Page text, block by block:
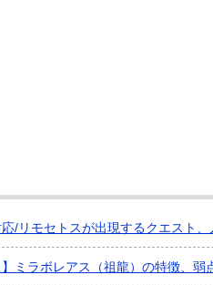
/リモセトスが出現するクエスト
】ミラボレアス（祖龍）の特徴、